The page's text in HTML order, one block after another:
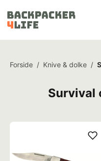
Forside / Knive & dolke /
Survival